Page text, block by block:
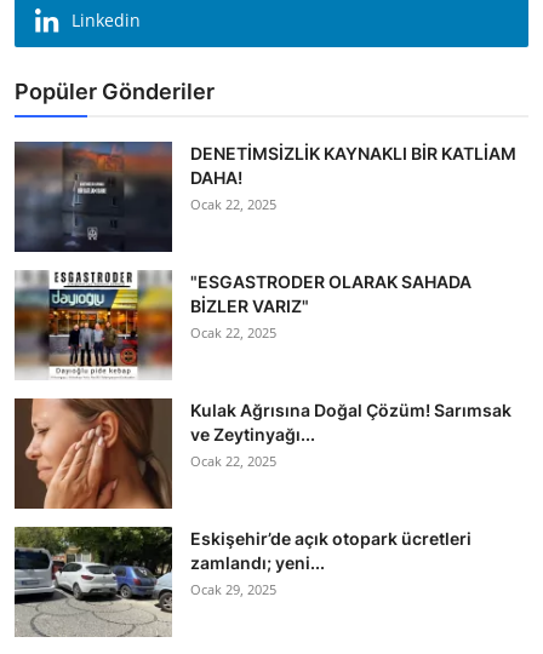
Galeri
E-GAZETE
Linkedin
Popüler Gönderiler
DENETİMSİZLİK KAYNAKLI BİR KATLİAM
DAHA!
Ocak 22, 2025
"ESGASTRODER OLARAK SAHADA
BİZLER VARIZ"
Ocak 22, 2025
Kulak Ağrısına Doğal Çözüm! Sarımsak
ve Zeytinyağı...
Ocak 22, 2025
Eskişehir’de açık otopark ücretleri
zamlandı; yeni...
Ocak 29, 2025